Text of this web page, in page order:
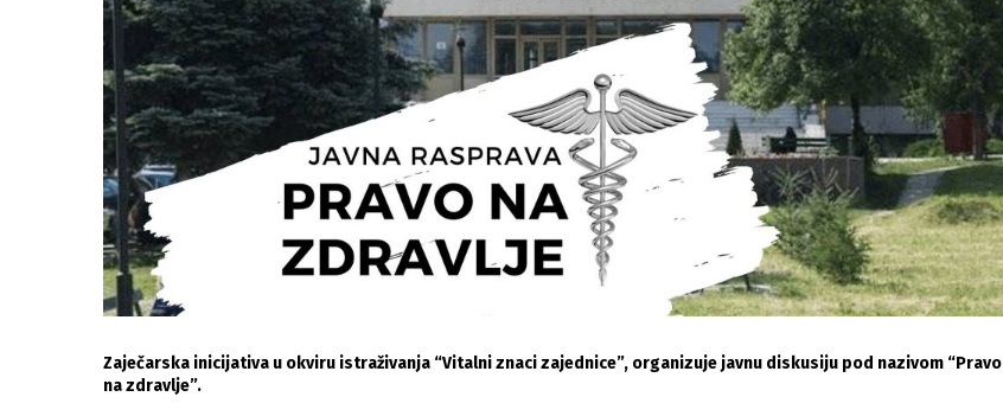
Zaječarska inicijativa u okviru istraživanja “Vitalni znaci zajednice”, organizuje javnu diskusiju pod nazivom “Pravo
na zdravlje”.